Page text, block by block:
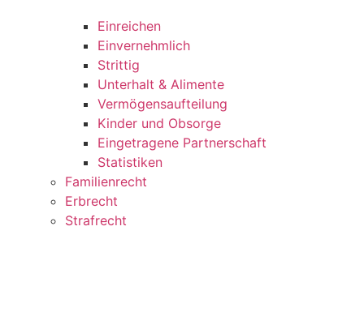
Einreichen
Einvernehmlich
Strittig
Unterhalt & Alimente
Vermögensaufteilung
Kinder und Obsorge
Eingetragene Partnerschaft
Statistiken
Familienrecht
Erbrecht
Strafrecht